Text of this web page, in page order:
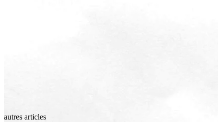
autres articles